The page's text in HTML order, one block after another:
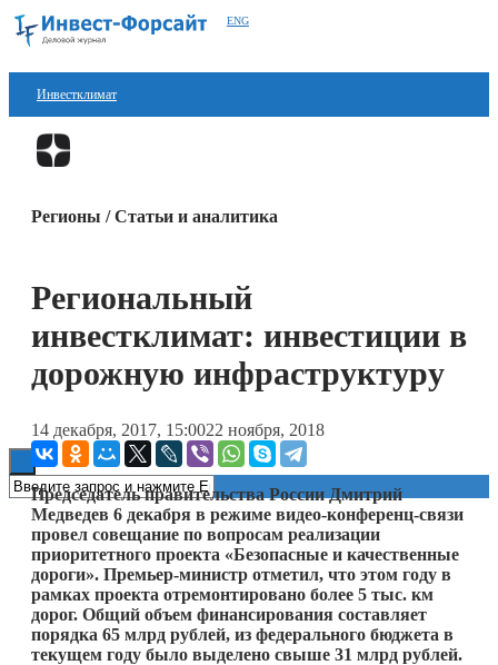
ENG
Инвестклимат
Финансы
Регионы / Статьи и аналитика
Региональный
инвестклимат: инвестиции в
дорожную инфраструктуру
14 декабря, 2017, 15:0022 ноября, 2018
Председатель правительства России Дмитрий
Медведев 6 декабря в режиме видео-конференц-связи
провел совещание по вопросам реализации
приоритетного проекта «Безопасные и качественные
дороги». Премьер-министр отметил, что этом году в
рамках проекта отремонтировано более 5 тыс. км
дорог. Общий объем финансирования составляет
порядка 65 млрд рублей, из федерального бюджета в
текущем году было выделено свыше 31 млрд рублей.